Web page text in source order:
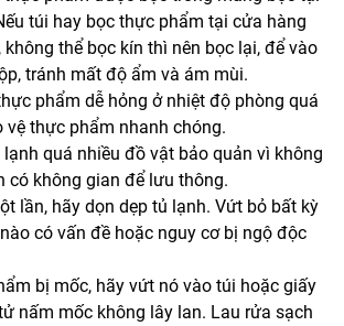
túi hay bọc thực phẩm tại cửa hàng
không thể bọc kín thì nên bọc lại, để vào
tránh mất độ ẩm và ám mùi.
phẩm dễ hỏng ở nhiệt độ phòng quá
vệ thực phẩm nhanh chóng.
quá nhiều đồ vật bảo quản vì không
có không gian để lưu thông.
lần, hãy dọn dẹp tủ lạnh. Vứt bỏ bất kỳ
có vấn đề hoặc nguy cơ bị ngộ độc
bị mốc, hãy vứt nó vào túi hoặc giấy
nấm mốc không lây lan. Lau rửa sạch